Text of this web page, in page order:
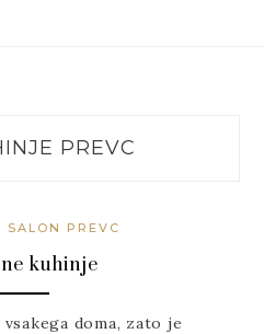
PREVC
SALON PREVC
kuhinje
doma, zato je